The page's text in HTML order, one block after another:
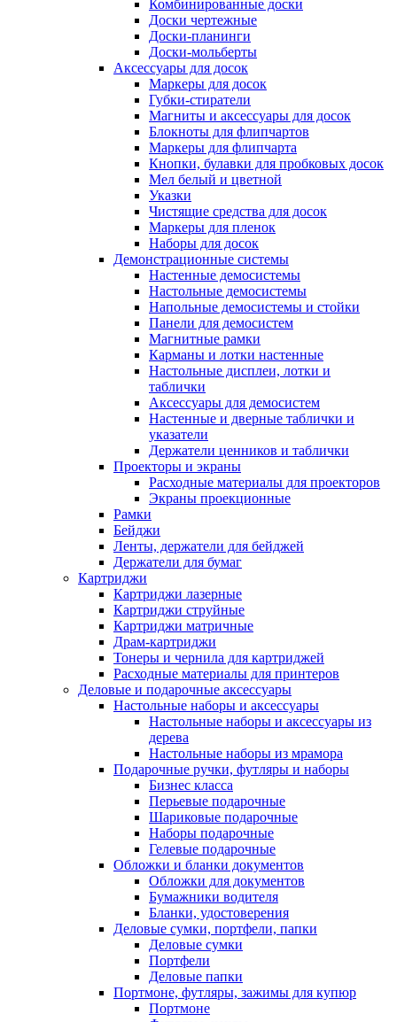
Комбинированные доски
Доски чертежные
Доски-планинги
Доски-мольберты
Аксессуары для досок
Маркеры для досок
Губки-стиратели
Магниты и аксессуары для досок
Блокноты для флипчартов
Маркеры для флипчарта
Кнопки, булавки для пробковых досок
Мел белый и цветной
Указки
Чистящие средства для досок
Маркеры для пленок
Наборы для досок
Демонстрационные системы
Настенные демосистемы
Настольные демосистемы
Напольные демосистемы и стойки
Панели для демосистем
Магнитные рамки
Карманы и лотки настенные
Настольные дисплеи, лотки и
таблички
Аксессуары для демосистем
Настенные и дверные таблички и
указатели
Держатели ценников и таблички
Проекторы и экраны
Расходные материалы для проекторов
Экраны проекционные
Рамки
Бейджи
Ленты, держатели для бейджей
Держатели для бумаг
Картриджи
Картриджи лазерные
Картриджи струйные
Картриджи матричные
Драм-картриджи
Тонеры и чернила для картриджей
Расходные материалы для принтеров
Деловые и подарочные аксессуары
Настольные наборы и аксессуары
Настольные наборы и аксессуары из
дерева
Настольные наборы из мрамора
Подарочные ручки, футляры и наборы
Бизнес класса
Перьевые подарочные
Шариковые подарочные
Наборы подарочные
Гелевые подарочные
Обложки и бланки документов
Обложки для документов
Бумажники водителя
Бланки, удостоверения
Деловые сумки, портфели, папки
Деловые сумки
Портфели
Деловые папки
Портмоне, футляры, зажимы для купюр
Портмоне